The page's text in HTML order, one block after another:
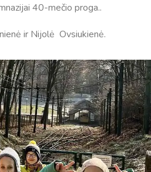
40-mečio proga..
ir Nijolė Ovsiukienė.
E. Balsio gimnazijos DI
Tačiau dirbtinis intelektas
analizuoti Jūsų klausimą, bet
svetainėje pateiktą
išmanumo - pateiksiu